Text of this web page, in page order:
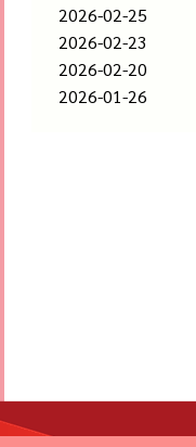
2026-02-25
2026-02-23
2026-02-20
2026-01-26